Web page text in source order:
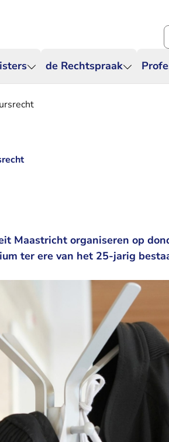
de Rechtspraak
Maastricht organiseren op
ter ere van het 25-jarig